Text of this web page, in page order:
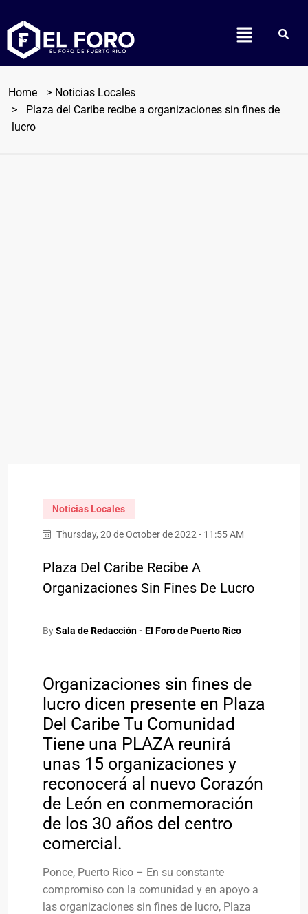
Home
Noticias Locales
Plaza del Caribe recibe a organizaciones sin fines de
lucro
Noticias Locales
Thursday, 20 de October de 2022 - 11:55 AM
Plaza Del Caribe Recibe A
Organizaciones Sin Fines De Lucro
BySala de Redacción - El Foro de Puerto Rico
Organizaciones sin fines de
lucro dicen presente en Plaza
Del Caribe Tu Comunidad
Tiene una PLAZA reunirá
unas 15 organizaciones y
reconocerá al nuevo Corazón
de León en conmemoración
de los 30 años del centro
comercial.
Ponce, Puerto Rico – En su constante
compromiso con la comunidad y en apoyo a
las organizaciones sin fines de lucro, Plaza